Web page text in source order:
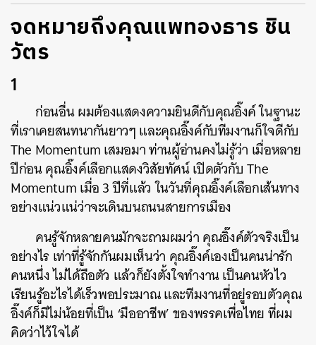
จดหมายถึงคุณแพทองธาร ชิน
วัตร
1
ก่อนอื่น ผมต้องแสดงความยินดีกับคุณอิ๊งค์ ในฐานะ
ที่เราเคยสนทนากันยาวๆ และคุณอิ๊งค์กับทีมงานก็ใจดีกับ
The Momentum เสมอมา ท่านผู้อ่านคงไม่รู้ว่า เมื่อหลาย
ปีก่อน คุณอิ๊งค์เลือกแสดงวิสัยทัศน์ เปิดตัวกับ The
Momentum เมื่อ 3 ปีที่แล้ว ในวันที่คุณอิ๊งค์เลือกเส้นทาง
อย่างแน่วแน่ว่าจะเดินบนถนนสายการเมือง
คนรู้จักหลายคนมักจะถามผมว่า คุณอิ๊งค์ตัวจริงเป็น
อย่างไร เท่าที่รู้จักกันผมเห็นว่า คุณอิ๊งค์เองเป็นคนน่ารัก
คนหนึ่ง ไม่ได้ถือตัว แล้วก็ยังตั้งใจทำงาน เป็นคนหัวไว
เรียนรู้อะไรได้เร็วพอประมาณ และทีมงานที่อยู่รอบตัวคุณ
อิ๊งค์ก็มีไม่น้อยที่เป็น ‘มืออาชีพ’ ของพรรคเพื่อไทย ที่ผม
คิดว่าไว้ใจได้